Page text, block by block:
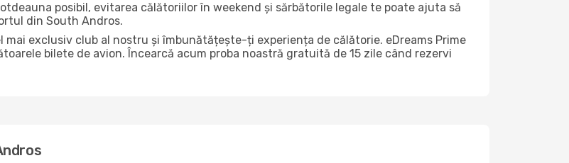
posibil, evitarea călătoriilor în weekend și sărbătorile legale te poate ajuta să
din South Andros.
mai exclusiv club al nostru și îmbunătățește-ți experiența de călătorie. eDreams Prime
bilete de avion. Încearcă acum proba noastră gratuită de 15 zile când rezervi